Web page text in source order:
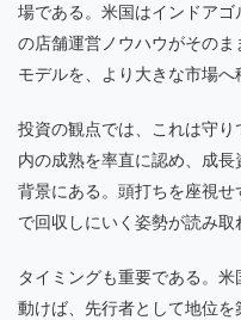
場である。米国はインドア
の店舗運営ノウハウがその
モデルを、より大きな市場へ
投資の観点では、これは守
内の成熟を率直に認め、成
背景にある。頭打ちを座視
で回収しにいく姿勢が読み取
タイミングも重要である。
動けば、先行者として地位